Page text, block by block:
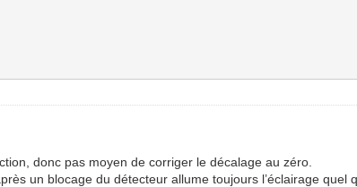
donc pas moyen de corriger le décalage au zéro.
un blocage du détecteur allume toujours l’éclairage quel